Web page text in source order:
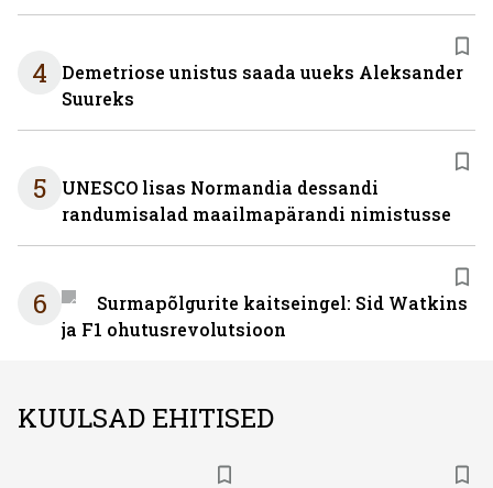
4
Demetriose unistus saada uueks Aleksander
Suureks
5
UNESCO lisas Normandia dessandi
randumisalad maailmapärandi nimistusse
6
Surmapõlgurite kaitseingel: Sid Watkins
ja F1 ohutusrevolutsioon
KUULSAD EHITISED